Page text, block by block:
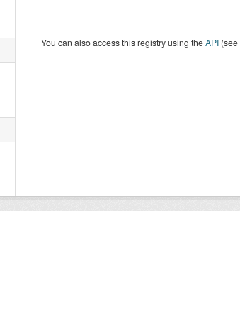
You can also access this registry using theAPI(see